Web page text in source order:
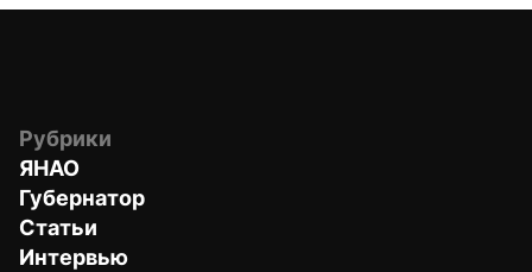
Рубрики
ЯНАО
Губернатор
Статьи
Интервью